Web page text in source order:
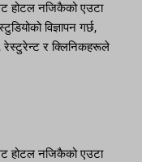
होटल नजिकैको एउटा
विज्ञापन गर्छ,
र क्लिनिकहरूले
होटल नजिकैको एउटा